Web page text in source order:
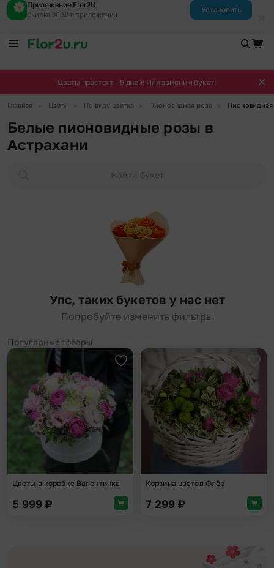
Приложение Flor2U
Скидка 300₽ в приложении
Установить
Цветы простоят - 5 дней! Или заменим букет!
Главная Цветы По виду цветка Пионовидная роза Пионовидная
Белые пионовидные розы в
Астрахани
Найти букет
Упс, таких букетов у нас нет
Попробуйте изменить фильтры
Популярные товары
Добавить в избранное
Цветы в коробке Валентинка
5 999 ₽
Корзина цветов Флёр
7 299 ₽